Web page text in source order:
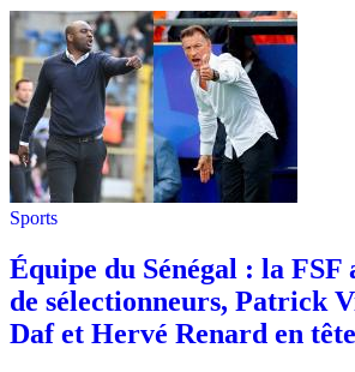
Sports
Équipe du Sénégal : la FSF
de sélectionneurs, Patrick
Daf et Hervé Renard en tête